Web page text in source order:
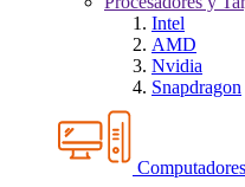
Intel
AMD
Nvidia
Snapdragon